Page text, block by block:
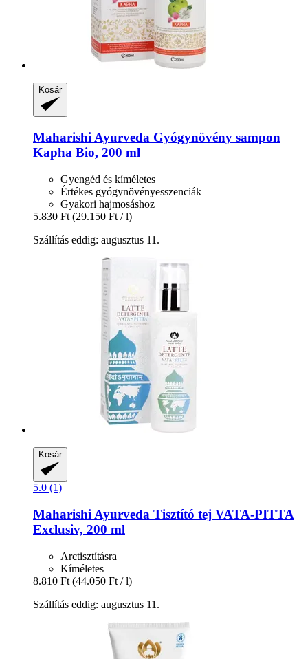
Kosár
Maharishi Ayurveda Gyógynövény sampon
Kapha Bio, 200 ml
Gyengéd és kíméletes
Értékes gyógynövényesszenciák
Gyakori hajmosáshoz
5.830 Ft (29.150 Ft / l)
Szállítás eddig: augusztus 11.
Kosár
5.0 (1)
Maharishi Ayurveda Tisztító tej VATA-​PITTA
Exclusiv, 200 ml
Arctisztításra
Kíméletes
8.810 Ft (44.050 Ft / l)
Szállítás eddig: augusztus 11.